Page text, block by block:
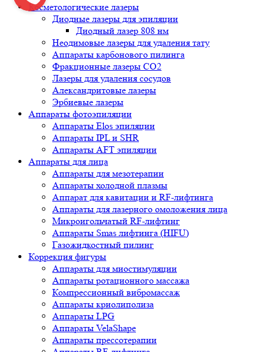
Косметологические лазеры
Диодные лазеры для эпиляции
Диодный лазер 808 нм
Неодимовые лазеры для удаления тату
Аппараты карбонового пилинга
Фракционные лазеры CO2
Лазеры для удаления сосудов
Александритовые лазеры
Эрбиевые лазеры
Аппараты фотоэпиляции
Аппараты Elos эпиляции
Аппараты IPL и SHR
Аппараты AFT эпиляции
Аппараты для лица
Аппараты для мезотерапии
Аппараты холодной плазмы
Аппарат для кавитации и RF-лифтинга
Аппараты для лазерного омоложения лица
Микроигольчатый RF-лифтинг
Аппараты Smas лифтинга (HIFU)
Газожидкостный пилинг
Коррекция фигуры
Аппараты для миостимуляции
Аппараты ротационного массажа
Компрессионный вибромассаж
Аппараты криолиполиза
Аппараты LPG
Аппараты VelaShape
Аппараты прессотерапии